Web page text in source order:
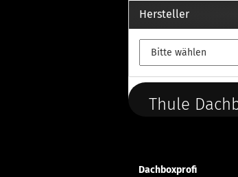
Hersteller
Thule
Dachboxprofi